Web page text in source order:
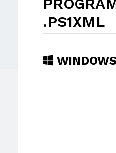
.PS1XML
WINDOWS